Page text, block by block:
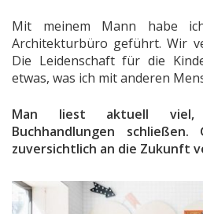
Mit meinem Mann habe
Architekturbüro geführt. Wir
Die Leidenschaft für die
etwas, was ich mit anderen
Man liest aktuell viel,
Buchhandlungen
zuversichtlich an die Zukunft